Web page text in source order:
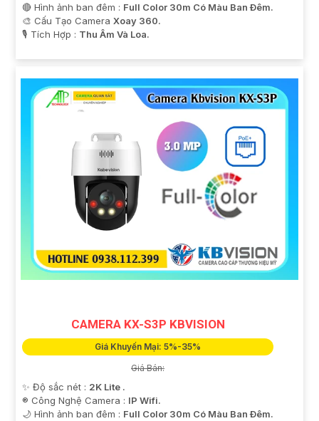
🔴 Hình ảnh ban đêm : Full Color 30m Có Màu Ban Ðêm.
🎨 Cấu Tạo Camera Xoay 360.
️🎙 Tích Hợp : Thu Âm Và Loa.
CAMERA KX-S3P KBVISION
Giá Khuyến Mại: 5%-35%
Giá Bán:
✨ Độ sắc nét : 2K Lite .
®️ Công Nghệ Camera : IP Wifi.
🌙 Hình ảnh ban đêm : Full Color 30m Có Màu Ban Ðêm.